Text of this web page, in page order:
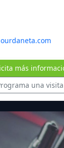
más
una visita